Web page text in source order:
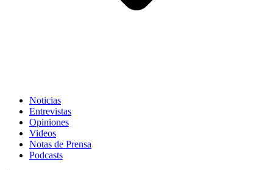
Noticias
Entrevistas
Opiniones
Videos
Notas de Prensa
Podcasts